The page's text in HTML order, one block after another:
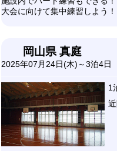
大会に向けて集中練習しよう！
岡山県 真庭
2025年07月24日(木)～3泊4日
1